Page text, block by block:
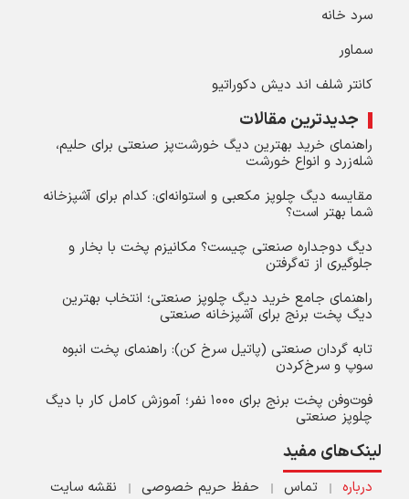
سرد خانه
سماور
کانتر شلف اند دیش دکوراتیو
جدیدترین مقالات
راهنمای خرید بهترین دیگ خورشت‌پز صنعتی برای حلیم،
شله‌زرد و انواع خورشت
مقایسه دیگ چلوپز مکعبی و استوانه‌ای: کدام برای آشپزخانه
شما بهتر است؟
دیگ دوجداره صنعتی چیست؟ مکانیزم پخت با بخار و
جلوگیری از ته‌گرفتن
راهنمای جامع خرید دیگ چلوپز صنعتی؛ انتخاب بهترین
دیگ پخت برنج برای آشپزخانه صنعتی
تابه گردان صنعتی (پاتیل سرخ کن): راهنمای پخت انبوه
سوپ و سرخ‌کردن
فوت‌وفن پخت برنج برای ۱۰۰۰ نفر؛ آموزش کامل کار با دیگ
چلوپز صنعتی
لینک‌های مفید
درباره تماس حفظ حریم خصوصی نقشه سایت